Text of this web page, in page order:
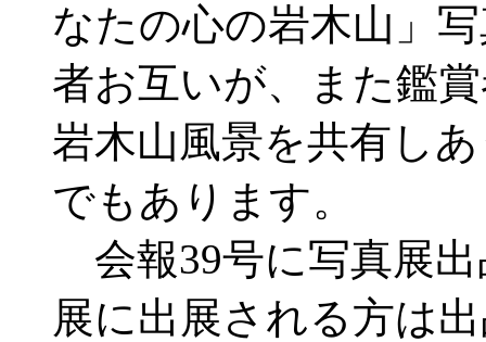
なたの心の岩木山」
者お互いが、また鑑
岩木山風景を共有し
でもあります。
会報39号に写真展
展に出展される方は